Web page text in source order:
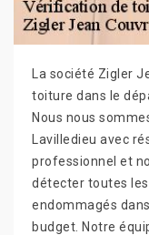
La société Zigler
toiture dans le
Nous nous
Lavilledieu avec
professionnel et
détecter toutes
endommagés
budget. Notre